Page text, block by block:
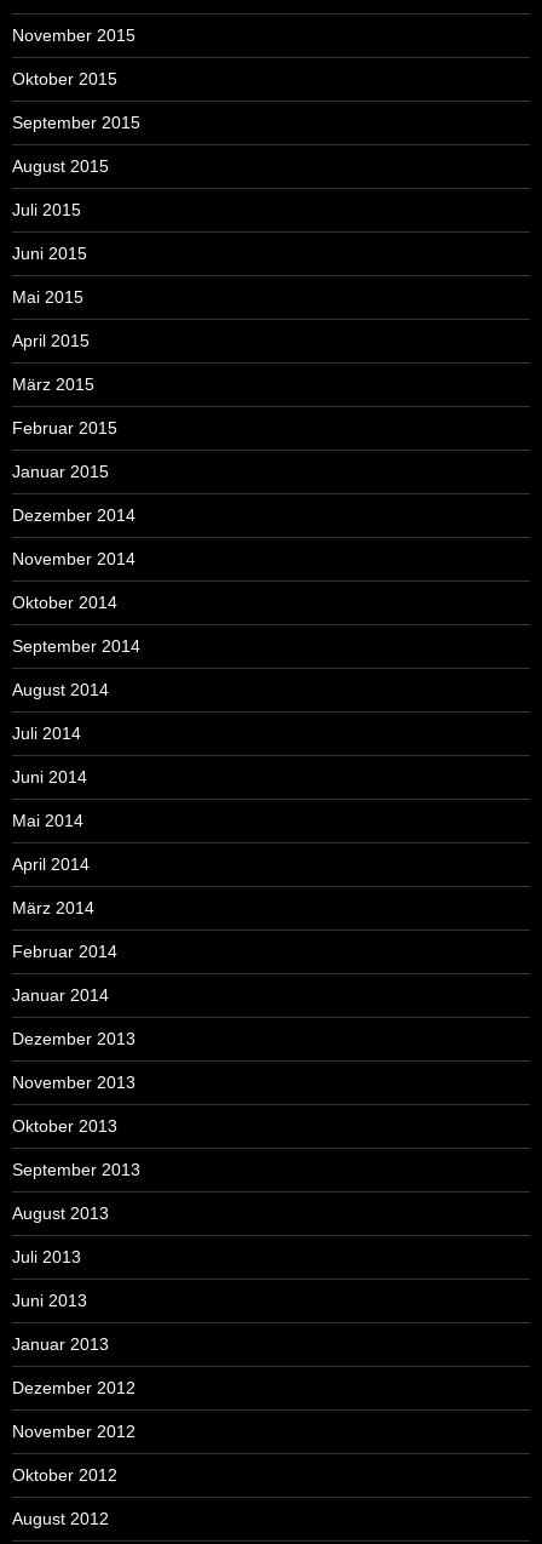
November 2015
Oktober 2015
September 2015
August 2015
Juli 2015
Juni 2015
Mai 2015
April 2015
März 2015
Februar 2015
Januar 2015
Dezember 2014
November 2014
Oktober 2014
September 2014
August 2014
Juli 2014
Juni 2014
Mai 2014
April 2014
März 2014
Februar 2014
Januar 2014
Dezember 2013
November 2013
Oktober 2013
September 2013
August 2013
Juli 2013
Juni 2013
Januar 2013
Dezember 2012
November 2012
Oktober 2012
August 2012